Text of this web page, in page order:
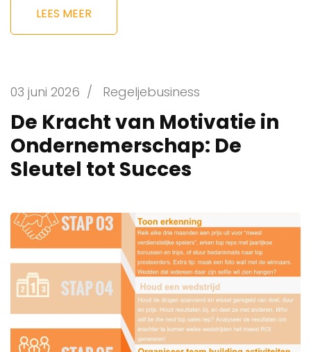
LEES MEER
03 juni 2026 / Regeljebusiness
De Kracht van Motivatie in
Ondernemerschap: De
Sleutel tot Succes